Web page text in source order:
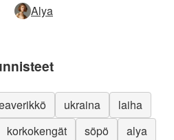
Alya
ukraina
laiha
korkokengät söpö
alya